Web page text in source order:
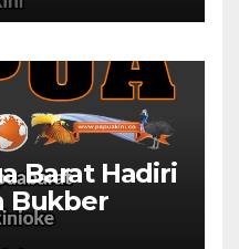
Barat Hadiri
Bukber
dan